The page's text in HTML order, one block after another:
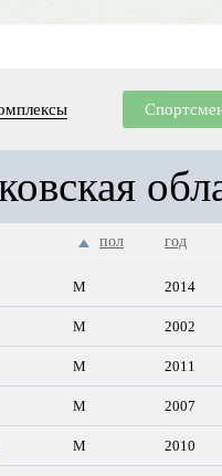
пол год
М 2014
М 2002
М 2011
М 2007
М 2010